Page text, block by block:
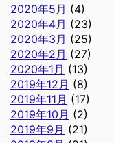
2020年5月 (4)
2020年4月 (23)
2020年3月 (25)
2020年2月 (27)
2020年1月 (13)
2019年12月 (8)
2019年11月 (17)
2019年10月 (2)
2019年9月 (21)